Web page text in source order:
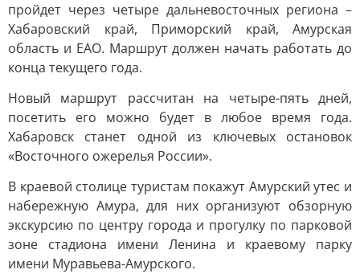
пройдет через четыре дальневосточных региона –
Хабаровский край, Приморский край, Амурская
область и ЕАО. Маршрут должен начать работать до
конца текущего года.
Новый маршрут рассчитан на четыре-пять дней,
посетить его можно будет в любое время года.
Хабаровск станет одной из ключевых остановок
«Восточного ожерелья России».
В краевой столице туристам покажут Амурский утес и
набережную Амура, для них организуют обзорную
экскурсию по центру города и прогулку по парковой
зоне стадиона имени Ленина и краевому парку
имени Муравьева-Амурского.